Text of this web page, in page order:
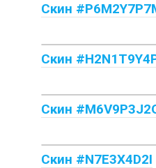
Скин
Скин
Скин
Скин #N7E3X4D2I